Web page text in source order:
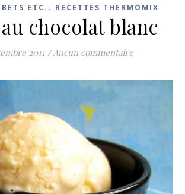
ETC. , RECETTES THERMOMIX
chocolat blanc
2011 /Aucun commentaire